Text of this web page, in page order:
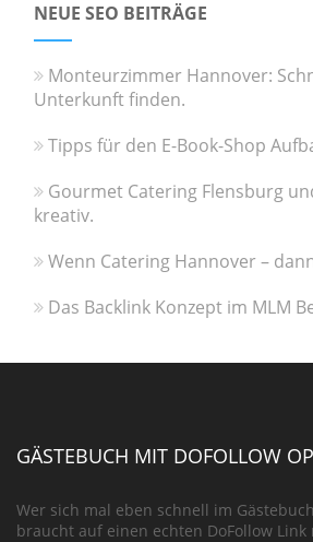
NEUE SEO BEITRÄGE
Monteurzimmer Hannover:
Unterkunft finden.
Tipps für den E-Book-Shop
Gourmet Catering Flensburg
kreativ.
Wenn Catering Hannover –
Das Backlink Konzept im MLM
GÄSTEBUCH MIT DOFOLLOW
Wer sich mal eben schnell im
braucht auf einen echten DoFollow